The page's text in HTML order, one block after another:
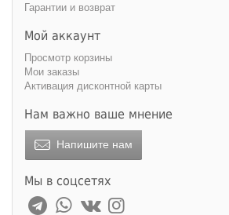
Гарантии и возврат
Мой аккаунт
Просмотр корзины
Мои заказы
Активация дисконтной карты
Нам важно ваше мнение
Напишите нам
Мы в соцсетях